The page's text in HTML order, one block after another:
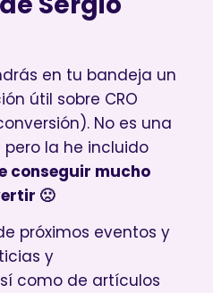
en tu bandeja un
útil sobre CRO
No es una
pero la he incluido
conseguir mucho
🙁
próximos eventos y
y
como de artículos